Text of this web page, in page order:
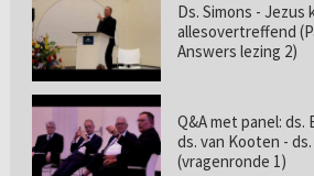
Ds. Simons - Jezus
allesovertreffend
Answers lezing 2)
Q&A met panel: ds.
ds. van Kooten -
(vragenronde 1)